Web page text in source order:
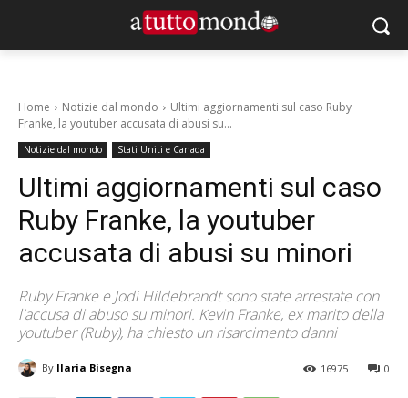
Home Notizie dal mondo
Ultimi aggiornamenti sul caso Ruby
Franke, la youtuber accusata di abusi su...
Notizie dal mondo Stati Uniti e Canada
Ultimi aggiornamenti sul caso
Ruby Franke, la youtuber
accusata di abusi su minori
Ruby Franke e Jodi Hildebrandt sono state arrestate con
l'accusa di abuso su minori. Kevin Franke, ex marito della
youtuber (Ruby), ha chiesto un risarcimento danni
By Ilaria Bisegna 0
16975